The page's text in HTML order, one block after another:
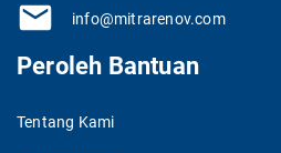
info@mitrarenov.com
Peroleh Bantuan
Tentang Kami